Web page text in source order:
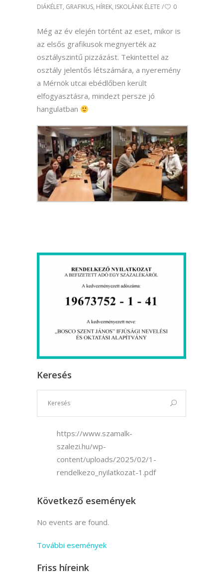
DIÁKÉLET, GRAFIKUS, HÍREK, ISKOLÁNK ÉLETE 0
Még az év elején történt az eset, mikor is
az elsős grafikusok megnyerték az
osztályszintű pizzázást. Tekintettel az
osztály jelentős létszámára, a nyeremény
a Mérnök utcai ebédlőben került
elfogyasztásra, mindezt persze jó
hangulatban
Keresés
https://www.szamalk-
szalezi.hu/wp-
content/uploads/2025/02/1-
rendelkezo_nyilatkozat-1.pdf
Következő események
No events are found.
További események
Friss híreink